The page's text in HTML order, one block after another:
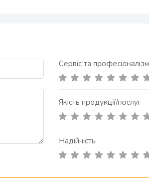
Сервіс та професіоналізм
Якість продукції/послуг
Надійність